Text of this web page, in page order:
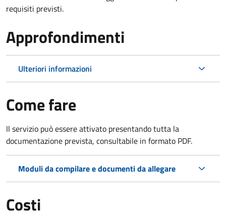
requisiti previsti.
Approfondimenti
Ulteriori informazioni
Come fare
Il servizio può essere attivato presentando tutta la
documentazione prevista, consultabile in formato PDF.
Moduli da compilare e documenti da allegare
Costi